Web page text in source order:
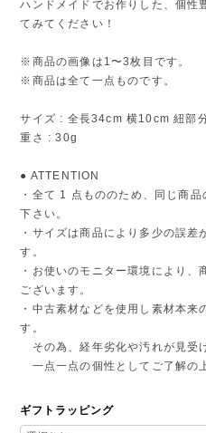
ハンドメイドでお作りした、個性
てみてください！
※商品の画像は1〜3枚目です。
※商品は全て一点ものです。
サイズ : 全長34cm 横10cm 紐部
重さ : 30g
● ATTENTION
・全て 1 点もののため、同じ商
下さい。
・サイズは商品により多少の誤差
す。
・お使いのモニター環境により
ございます。
・中古素材などを使用し素材本来
す。
その為、経年劣化や汚れが見受
一点一点の個性としてご了解の
ギフトラッピング